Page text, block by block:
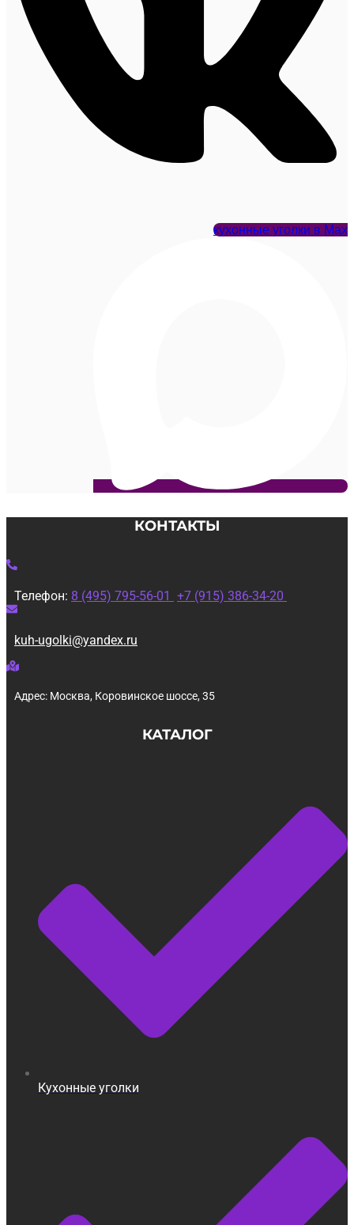
кухонные уголки в Max
КОНТАКТЫ
Телефон: 8 (495) 795-56-01 +7 (915) 386-34-20
kuh-ugolki@yandex.ru
Адрес: Москва, Коровинское шоссе, 35
КАТАЛОГ
Кухонные уголки